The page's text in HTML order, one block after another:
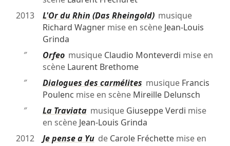
2013
L'Or du Rhin (Das Rheingold)musique
Richard Wagnermise en scène Jean-Louis
Grinda
″
Orfeomusique Claudio Monteverdi mise en
scène Laurent Brethome
″
Dialogues des carmélites musique Francis
Poulenc mise en scène Mireille Delunsch
″
La Traviatamusique Giuseppe Verdi mise
en scène Jean-Louis Grinda
2012
Je pense a Yude Carole Fréchettemise en